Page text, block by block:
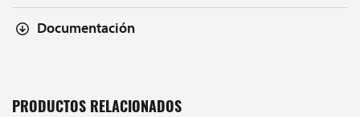
Documentación
PRODUCTOS RELACIONADOS